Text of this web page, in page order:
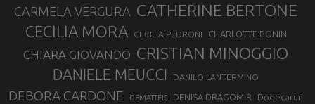
CARMELA VERGURA CATHERINE BERTONE
CECILIA MORA CECILIA PEDRONI CHARLOTTE BONIN
CHIARA GIOVANDO CRISTIAN MINOGGIO
DANIELE MEUCCI DANILO LANTERMINO
DEBORA CARDONE DEMATTEIS DENISA DRAGOMIR Dodecarun